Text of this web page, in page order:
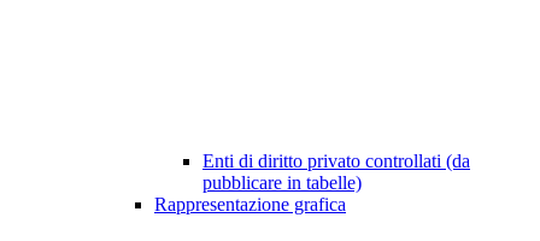
Enti di diritto privato controllati (da
pubblicare in tabelle)
Rappresentazione grafica